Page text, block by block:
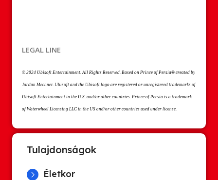
LEGAL LINE
© 2024 Ubisoft Entertainment. All Rights Reserved. Based on Prince of Persia® created by
Jordan Mechner. Ubisoft and the Ubisoft logo are registered or unregistered trademarks of
Ubisoft Entertainment in the U.S. and/or other countries. Prince of Persia is a trademark
of Waterwheel Licensing LLC in the US and/or other countries used under license.
Tulajdonságok
Életkor